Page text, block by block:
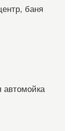
баня
автомойка